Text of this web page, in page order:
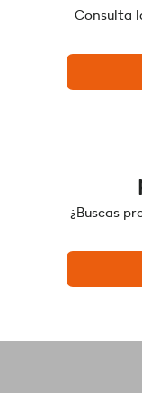
Consulta
¿Buscas